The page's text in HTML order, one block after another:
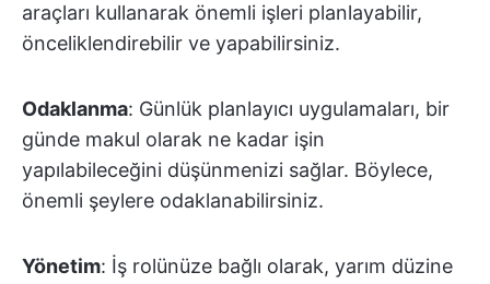
araçları kullanarak önemli işleri planlayabilir,
önceliklendirebilir ve yapabilirsiniz.
Odaklanma: Günlük planlayıcı uygulamaları, bir
günde makul olarak ne kadar işin
yapılabileceğini düşünmenizi sağlar. Böylece,
önemli şeylere odaklanabilirsiniz.
Yönetim: İş rolünüze bağlı olarak, yarım düzine